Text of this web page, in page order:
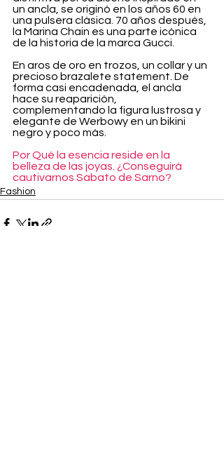
un ancla, se originó en los años 60 en
una pulsera clásica. 70 años después,
la Marina Chain es una parte icónica
de la historia de la marca Gucci.
En aros de oro en trozos, un collar y un
precioso brazalete statement. De
forma casi encadenada, el ancla
hace su reaparición,
complementando la figura lustrosa y
elegante de Werbowy en un bikini
negro y poco más.
Por Qué la esencia reside en la
belleza de las joyas. ¿Conseguirá
cautivarnos Sabato de Sarno?
Fashion